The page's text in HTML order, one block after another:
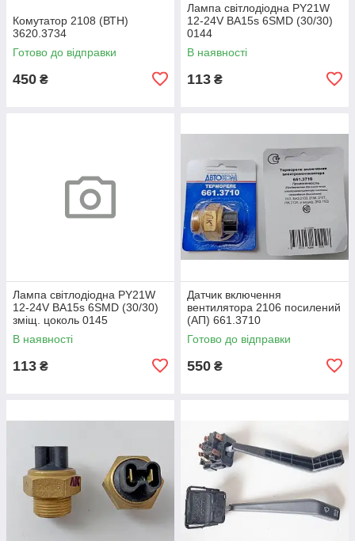
Комутатор 2108 (ВТН)
3620.3734
Готово до відправки
450 ₴
Лампа світлодіодна PY21W
12-24V BA15s 6SMD (30/30)
0144
В наявності
113 ₴
Лампа світлодіодна PY21W
12-24V BA15s 6SMD (30/30)
зміщ. цоколь 0145
В наявності
113 ₴
Датчик включення
вентилятора 2106 посилений
(АП) 661.3710
Готово до відправки
550 ₴